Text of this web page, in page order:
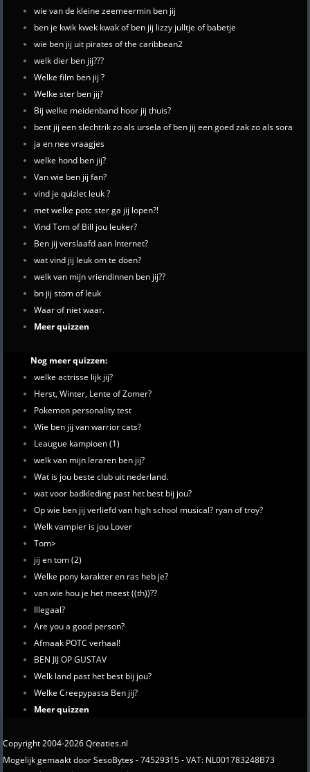
wie van de kleine zeemeermin ben jij
ben je kwik kwek kwak of ben jij lizzy julltje of babetje
wie ben jij uit pirates of the caribbean2
welk dier ben jij???
Welke film ben jij ?
Welke ster ben jij?
Bij welke meidenband hoor jij thuis?
bent jij een slechtrik zo als ursela of ben jij een goed zak zo als sora
ja en nee vraagjes
welke hond ben jij?
Van wie ben jij fan?
vind je quizlet leuk ?
met welke potc ster ga jij lopen?!
Vind Tom of Bill jou leuker?
Ben jij verslaafd aan Internet?
wat vind jij leuk om te doen?
welk van mijn vriendinnen ben jij??
bn jij stom of leuk
Waar of niet waar.
Meer quizzen
Nog meer quizzen:
welke actrisse lijk jij?
Herst, Winter, Lente of Zomer?
Pokemon personality test
Wie ben jij van warrior cats?
Leaugue kampioen (1)
welk van mijn leraren ben jij?
Wat is jou beste club uit nederland.
wat voor badkleding past het best bij jou?
Op wie ben jij verliefd van high school musical? ryan of troy?
Welk vampier is jou Lover
Tom>
jij en tom (2)
Welke pony karakter en ras heb je?
van wie hou je het meest ((th))??
Illegaal?
Are you a good person?
Afmaak POTC verhaal!
BEN JIJ OP GUSTAV
Welk land past het best bij jou?
Welke Creepypasta Ben jij?
Meer quizzen
Copyright 2004-2026 Qreaties.nl
Mogelijk gemaakt door SesoBytes - 74529315 - VAT: NL001783248B73